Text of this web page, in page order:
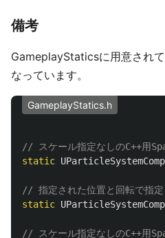
備考
GameplayStaticsに用意され
なっています。
GameplayStatics.h
// スケール指定なしのC++用
static
// 指定された位置と回転で指定
static
// スケール指定なしのC++用